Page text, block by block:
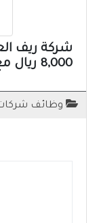
شركة ريف
8,000 ريال مع الحوافز لحملة الثانوية فأعلى
وظائف